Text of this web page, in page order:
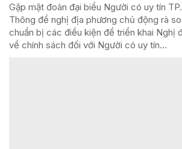
Gặp mặt đoàn đại biểu Người có uy tín
Thông đề nghị địa phương chủ động rà
chuẩn bị các điều kiện để triển khai Nghị
về chính sách đối với Người có uy tín...